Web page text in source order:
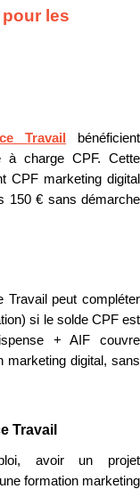
les
Travail
bénéficient
à charge CPF. Cette
CPF marketing digital
150 € sans démarche
Travail peut compléter
si le solde CPF est
+ AIF couvre
marketing digital, sans
Travail
avoir un projet
formation marketing